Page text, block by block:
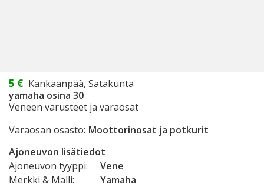
5 € Kankaanpää, Satakunta
yamaha osina 30
Veneen varusteet ja varaosat
Varaosan osasto: Moottorinosat ja potkurit
Ajoneuvon lisätiedot
Ajoneuvon tyyppi:
Vene
Merkki & Malli:
Yamaha